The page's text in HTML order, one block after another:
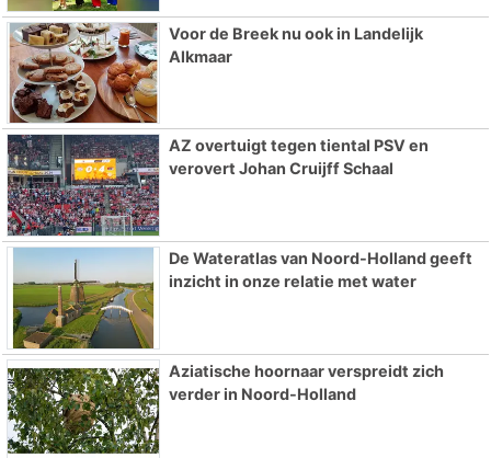
Voor de Breek nu ook in Landelijk
Alkmaar
AZ overtuigt tegen tiental PSV en
verovert Johan Cruijff Schaal
De Wateratlas van Noord-Holland geeft
inzicht in onze relatie met water
Aziatische hoornaar verspreidt zich
verder in Noord-Holland